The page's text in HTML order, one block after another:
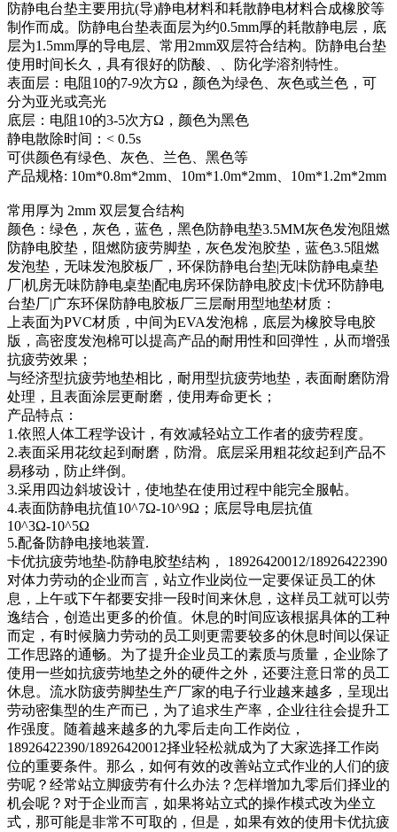
防静电台垫主要用抗(导)静电材料和耗散静电材料合成橡胶等
制作而成。防静电台垫表面层为约0.5mm厚的耗散静电层，底
层为1.5mm厚的导电层、常用2mm双层符合结构。防静电台垫
使用时间长久，具有很好的防酸、、防化学溶剂特性。
表面层：电阻10的7-9次方Ω，颜色为绿色、灰色或兰色，可
分为亚光或亮光
底层：电阻10的3-5次方Ω，颜色为黑色
静电散除时间：< 0.5s
可供颜色有绿色、灰色、兰色、黑色等
产品规格: 10m*0.8m*2mm、10m*1.0m*2mm、10m*1.2m*2mm
常用厚为 2mm 双层复合结构
颜色：绿色，灰色，蓝色，黑色防静电垫3.5MM灰色发泡阻燃
防静电胶垫，阻燃防疲劳脚垫，灰色发泡胶垫，蓝色3.5阻燃
发泡垫，无味发泡胶板厂，环保防静电台垫|无味防静电桌垫
厂|机房无味防静电桌垫|配电房环保防静电胶皮|卡优环防静电
台垫厂|广东环保防静电胶板厂三层耐用型地垫材质：
上表面为PVC材质，中间为EVA发泡棉，底层为橡胶导电胶
版，高密度发泡棉可以提高产品的耐用性和回弹性，从而增强
抗疲劳效果；
与经济型抗疲劳地垫相比，耐用型抗疲劳地垫，表面耐磨防滑
处理，且表面涂层更耐磨，使用寿命更长；
产品特点：
1.依照人体工程学设计，有效减轻站立工作者的疲劳程度。
2.表面采用花纹起到耐磨，防滑。底层采用粗花纹起到产品不
易移动，防止绊倒。
3.采用四边斜坡设计，使地垫在使用过程中能完全服帖。
4.表面防静电抗值10^7Ω-10^9Ω；底层导电层抗值
10^3Ω-10^5Ω
5.配备防静电接地装置.
卡优抗疲劳地垫-防静电胶垫结构， 18926420012/18926422390
对体力劳动的企业而言，站立作业岗位一定要保证员工的休
息，上午或下午都要安排一段时间来休息，这样员工就可以劳
逸结合，创造出更多的价值。休息的时间应该根据具体的工种
而定，有时候脑力劳动的员工则更需要较多的休息时间以保证
工作思路的通畅。为了提升企业员工的素质与质量，企业除了
使用一些如抗疲劳地垫之外的硬件之外，还要注意日常的员工
休息。流水防疲劳脚垫生产厂家的电子行业越来越多，呈现出
劳动密集型的生产而已，为了追求生产率，企业往往会提升工
作强度。随着越来越多的九零后走向工作岗位，
18926422390/18926420012择业轻松就成为了大家选择工作岗
位的重要条件。那么，如何有效的改善站立式作业的人们的疲
劳呢？经常站立脚疲劳有什么办法？怎样增加九零后们择业的
机会呢？对于企业而言，如果将站立式的操作模式改为坐立
式，那可能是非常不可取的，但是，如果有效的使用卡优抗疲